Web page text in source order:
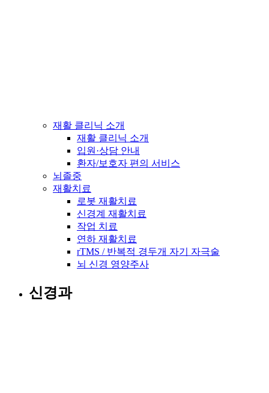
재활 클리닉 소개
재활 클리닉 소개
입원·상담 안내
환자/보호자 편의 서비스
뇌졸중
재활치료
로봇 재활치료
신경계 재활치료
작업 치료
연하 재활치료
rTMS / 반복적 경두개 자기 자극술
뇌 신경 영양주사
신경과